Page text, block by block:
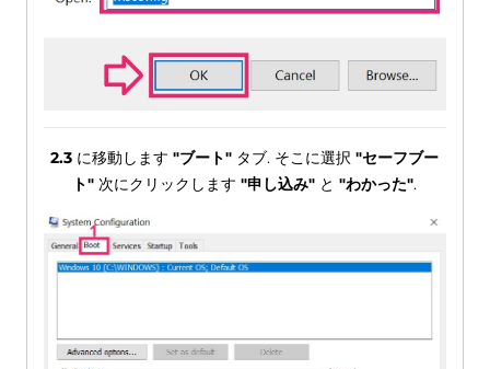
2.3 に移動します"ブート" タブ. そこに選択"セーフブー
ト" 次にクリックします"申し込み" と"わかった".